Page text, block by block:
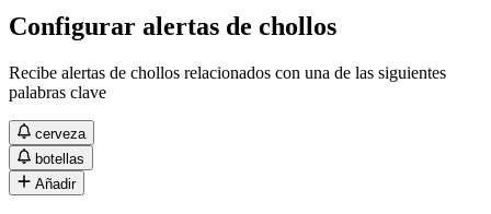
Configurar alertas de chollos
Recibe alertas de chollos relacionados con una de las siguientes
palabras clave
cerveza
botellas
Añadir